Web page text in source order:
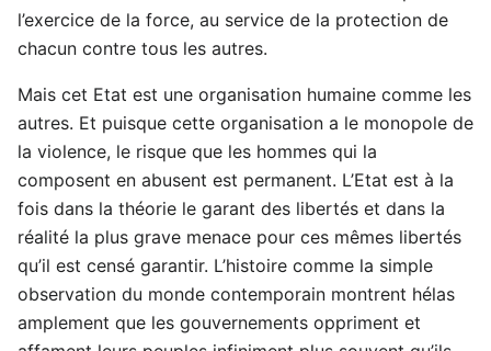
l’exercice de la force, au service de la protection de
chacun contre tous les autres.
Mais cet Etat est une organisation humaine comme les
autres. Et puisque cette organisation a le monopole de
la violence, le risque que les hommes qui la
composent en abusent est permanent. L’Etat est à la
fois dans la théorie le garant des libertés et dans la
réalité la plus grave menace pour ces mêmes libertés
qu’il est censé garantir. L’histoire comme la simple
observation du monde contemporain montrent hélas
amplement que les gouvernements oppriment et